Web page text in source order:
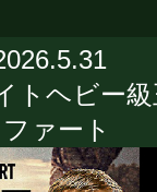
トヘビー
ァート